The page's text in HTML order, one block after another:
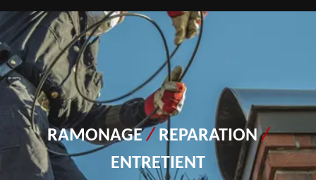
RAMONAGE/ REPARATION/
ENTRETIENT